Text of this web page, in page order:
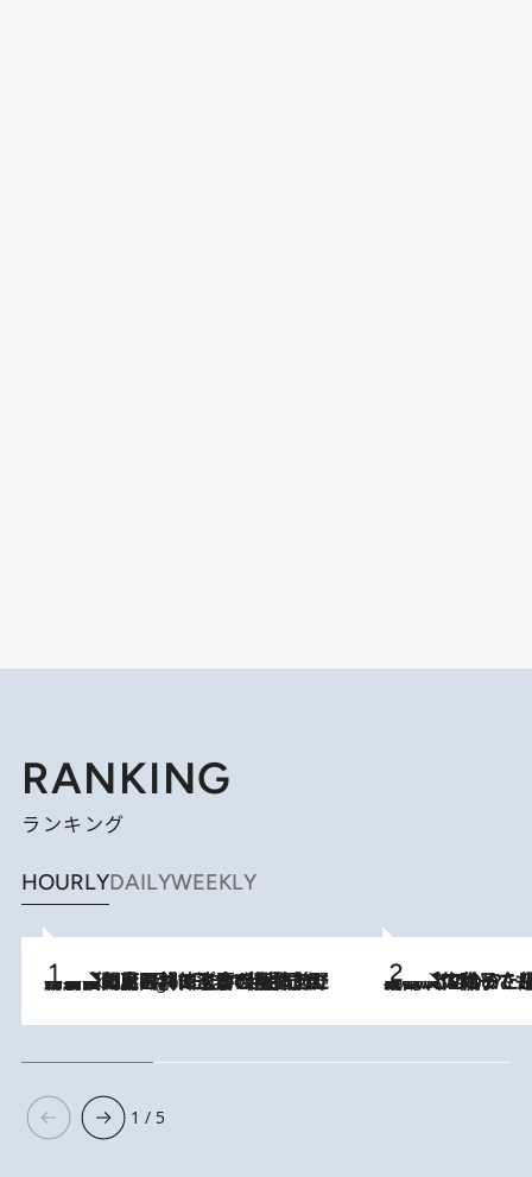
RANKING
ランキング
HOURLYDAILYWEEKLY
8 Hours Ago
「最後に見られてよかった」上野動物園の東園パンダ舎が解体前に特別公開。8月16日まで延長されたパネル展と共に辿る“半世紀”のパンダ飼育《解体工事の図面あり》 2026.8.5
【阿川佐和子さんの年とる力】なぜ70代で始めた趣味は“こんなに楽しい”のか？ ピアノ、俳句…スランプに陥っても続けられる“ある秘訣”とは
1 / 5